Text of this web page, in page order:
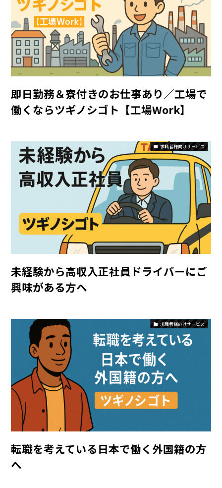
即日勤務＆寮付きのお仕事あり／工場で
働くならツギノシゴト【工場Work】
求職者様向けサービス
未経験から高収入正社員ドライバーにご
興味がある方へ
求職者様向けサービス
転職を考えている日本で働く外国籍の方
へ